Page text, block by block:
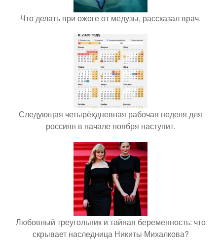
Что делать при ожоге от медузы, рассказал врач.
Следующая четырёхдневная рабочая неделя для
россиян в начале ноября наступит.
Любовный треугольник и тайная беременность: что
скрывает наследница Никиты Михалкова?